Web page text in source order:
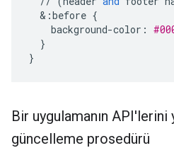
& :before {
background-color :
}
}
Bir uygulamanın
güncelleme prosedürü